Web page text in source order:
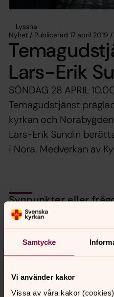
Samtycke
Vi använder kakor
Vissa av våra kakor
Lyssna
Nyhet / Publicerad 17 april 2019
Lars-Erik
SÖNDAG 28 APRIL
Temagudstjänst
kyrkan och
Lars-Erik Sundin
i Nora. Medverkan av
Synpunkter eller
innehåll?
Dela
Tillbaka till toppen
Tillbaka till innehållet